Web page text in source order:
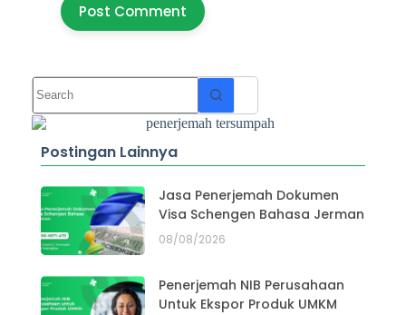
Post Comment
Postingan Lainnya
Jasa Penerjemah Dokumen
Visa Schengen Bahasa Jerman
08/08/2026
Penerjemah NIB Perusahaan
Untuk Ekspor Produk UMKM